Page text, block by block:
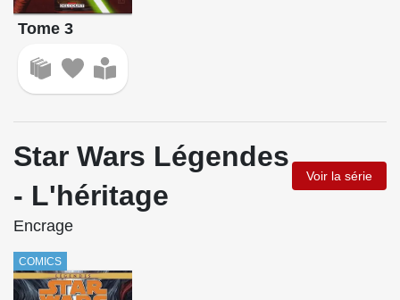
Tome 3
Star Wars Légendes
- L'héritage
Voir la série
Encrage
COMICS